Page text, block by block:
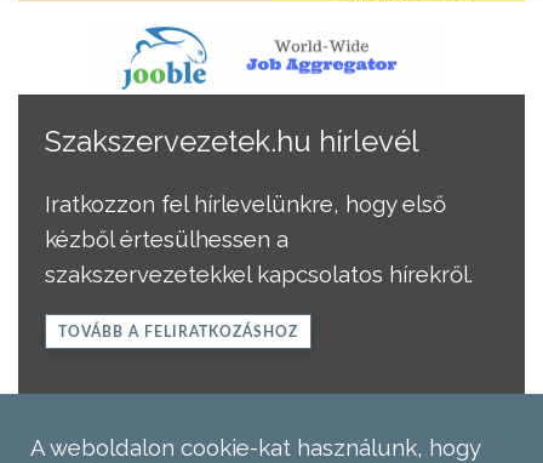
Szakszervezetek.hu hírlevél
Iratkozzon fel hírlevelünkre, hogy első
kézből értesülhessen a
szakszervezetekkel kapcsolatos hírekről.
TOVÁBB A FELIRATKOZÁSHOZ
A weboldalon cookie-kat használunk, hogy